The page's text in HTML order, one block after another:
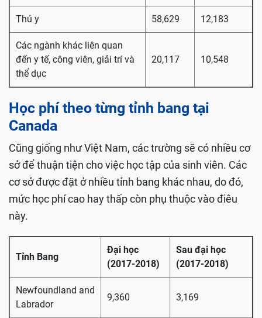
Thú y 58,629 12,183
Các ngành khác liên quan
đến y tế, công viên, giải trí và
thể dục
20,117 10,548
Học phí theo từng tỉnh bang tại
Canada
Cũng giống như Việt Nam, các trường sẽ có nhiều cơ
sở để thuận tiện cho việc học tập của sinh viên. Các
cơ sở được đặt ở nhiều tỉnh bang khác nhau, do đó,
mức học phí cao hay thấp còn phụ thuộc vào điêu
này.
Tỉnh Bang
Đại học
(2017-2018)
Sau đại học
(2017-2018)
Newfoundland and
Labrador
9,360 3,169